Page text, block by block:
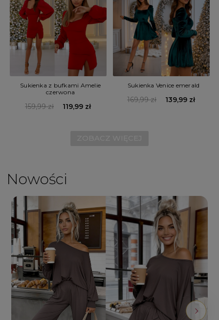
Sukienka z bufkami Amelie
czerwona
159,99 zł 119,99 zł
Sukienka Venice emerald
169,99 zł 139,99 zł
Nowości